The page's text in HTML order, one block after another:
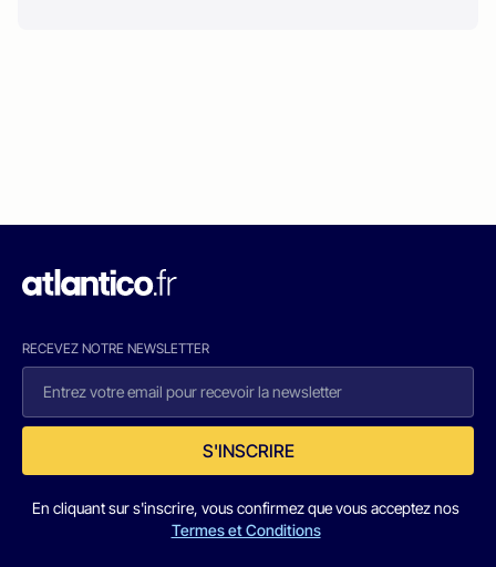
RECEVEZ NOTRE NEWSLETTER
S'INSCRIRE
En cliquant sur s'inscrire, vous confirmez que vous acceptez nos
Termes et Conditions